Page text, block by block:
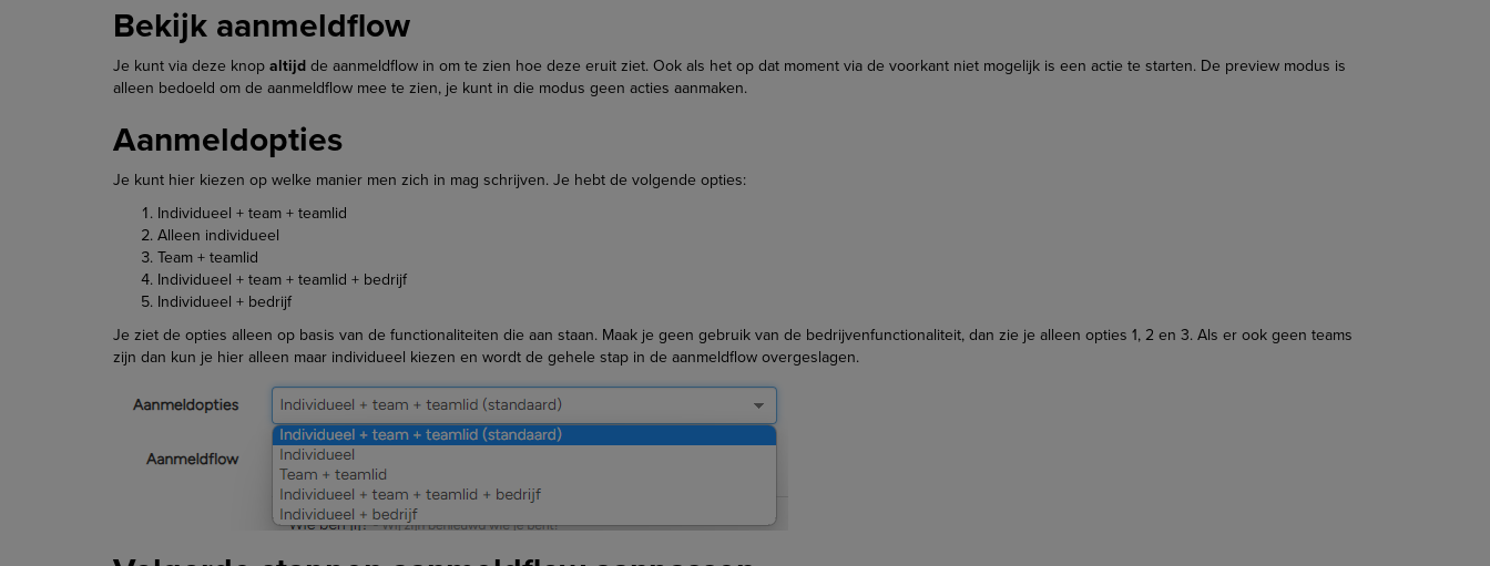
Bekijk aanmeldflow
Je kunt via deze knopaltijdde aanmeldflow in om te zien hoe deze eruit ziet. Ook als het op dat moment via de voorkant niet mogelijk is een actie te starten. De preview modus is
alleen bedoeld om de aanmeldflow mee te zien, je kunt in die modus geen acties aanmaken.
Aanmeldopties
Je kunt hier kiezen op welke manier men zich in mag schrijven. Je hebt de volgende opties:
Individueel + team + teamlid
Alleen individueel
Team + teamlid
Individueel + team + teamlid + bedrijf
Individueel + bedrijf
Je ziet de opties alleen op basis van de functionaliteiten die aan staan. Maak je geen gebruik van de bedrijvenfunctionaliteit, dan zie je alleen opties 1, 2 en 3. Als er ook geen teams
zijn dan kun je hier alleen maar individueel kiezen en wordt de gehele stap in de aanmeldflow overgeslagen.